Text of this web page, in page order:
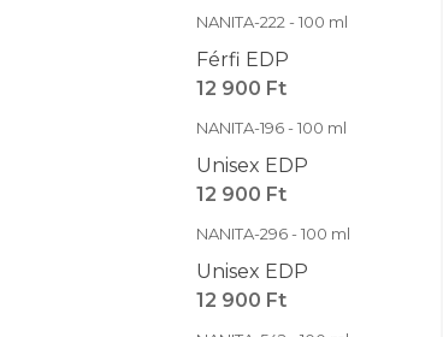
NANITA-222 - 100 ml
Férfi EDP
12 900 Ft
NANITA-196 - 100 ml
Unisex EDP
12 900 Ft
NANITA-296 - 100 ml
Unisex EDP
12 900 Ft